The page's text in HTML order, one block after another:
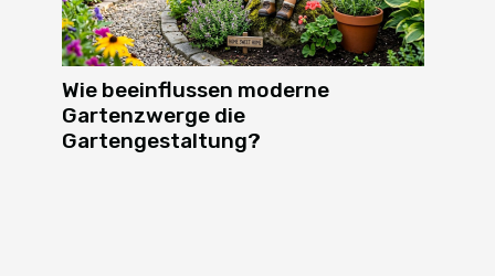
Wie beeinflussen moderne
Gartenzwerge die
Gartengestaltung?